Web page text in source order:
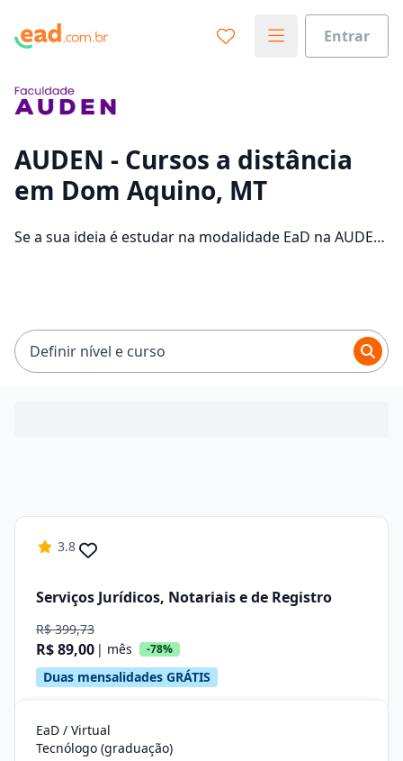
Entrar
Vamos te guiar no caminho ideal para seus estudos
Sim, já sei
AUDEN - Cursos a distância
em Dom Aquino, MT
Se a sua ideia é estudar na modalidade EaD na AUDEN
Definir nível e curso
3.8
Serviços Jurídicos, Notariais e de Registro
R$ 399,73
R$ 89,00 | mês -78%
Duas mensalidades GRÁTIS
EaD / Virtual
Tecnólogo (graduação)